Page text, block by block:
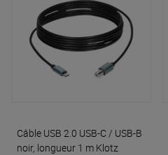
Câble USB 2.0 USB-C / USB-B
noir, longueur 1 m Klotz